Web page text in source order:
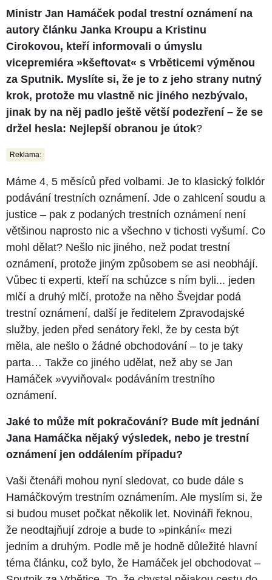
Ministr Jan Hamáček podal trestní oznámení na
autory článku Janka Kroupu a Kristinu
Cirokovou, kteří informovali o úmyslu
vicepremiéra »kšeftovat« s Vrběticemi výměnou
za Sputnik. Myslíte si, že je to z jeho strany nutný
krok, protože mu vlastně nic jiného nezbývalo,
jinak by na něj padlo ještě větší podezření – že se
držel hesla: Nejlepší obranou je útok?
Reklama:
Máme 4, 5 měsíců před volbami. Je to klasický folklór
podávání trestních oznámení. Jde o zahlcení soudu a
justice – pak z podaných trestních oznámení není
většinou naprosto nic a všechno v tichosti vyšumí. Co
mohl dělat? Nešlo nic jiného, než podat trestní
oznámení, protože jiným způsobem se asi neobhájí.
Vůbec ti experti, kteří na schůzce s ním byli... jeden
mlčí a druhý mlčí, protože na něho Švejdar podá
trestní oznámení, další je ředitelem Zpravodajské
služby, jeden před senátory řekl, že by cesta být
měla, ale nešlo o žádné obchodování – to je taky
parta… Takže co jiného udělat, než aby se Jan
Hamáček »vyviňoval« podáváním trestního
oznámení.
Jaké to může mít pokračování? Bude mít jednání
Jana Hamáčka nějaký výsledek, nebo je trestní
oznámení jen oddálením případu?
Vaši čtenáři mohou nyní sledovat, co bude dále s
Hamáčkovým trestním oznámením. Ale myslím si, že
si budou muset počkat několik let. Novináři řeknou,
že neodtajňují zdroje a bude to »pinkání« mezi
jedním a druhým. Podle mě je hodně důležité hlavní
téma článku, což bylo, že Hamáček jel obchodovat –